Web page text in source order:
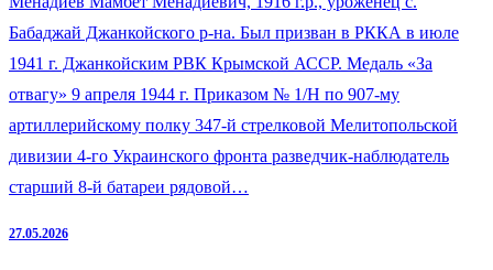
Бабаджай Джанкойского р-на. Был призван в РККА в июле
1941 г. Джанкойским РВК Крымской АССР. Медаль «За
отвагу» 9 апреля 1944 г. Приказом № 1/Н по 907-му
артиллерийскому полку 347-й стрелковой Мелитопольской
дивизии 4-го Украинского фронта разведчик-наблюдатель
старший 8-й батареи рядовой…
27.05.2026